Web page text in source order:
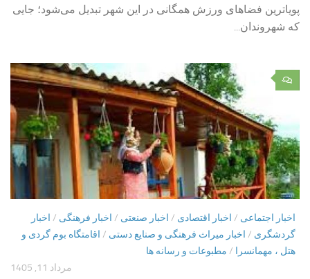
پویاترین فضاهای ورزش همگانی در این شهر تبدیل می‌شود؛ جایی
که شهروندان...
۰
اخبار اجتماعی / اخبار اقتصادی / اخبار صنعتی / اخبار فرهنگی / اخبار
گردشگری / اخبار میراث فرهنگی و صنایع دستی / اقامتگاه بوم گردی و
هتل ، مهمانسرا / مطبوعات و رسانه ها
مرداد 11, 1405